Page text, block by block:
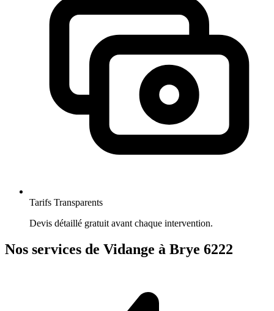
Tarifs Transparents
Devis détaillé gratuit avant chaque intervention.
Nos services de Vidange à Brye 6222